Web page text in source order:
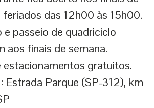
feriados das 12h00 às 15h00.
e passeio de quadriciclo
aos finais de semana.
estacionamentos gratuitos.
Estrada Parque (SP-312), km